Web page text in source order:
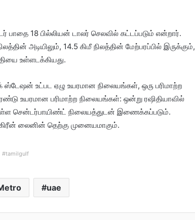
பாதை 18 பில்லியன் டாலர் செலவில் கட்டப்படும் என்றார்.
அடியிலும், 14.5 கிமீ நிலத்தின் மேற்பரப்பில் இருக்கும்,
உள்ளடக்கியது.
உட்பட ஏழு உயரமான நிலையங்கள், ஒரு பரிமாற்ற
உயரமான பரிமாற்ற நிலையங்கள்: ஒன்று ரஷிதியாவில்
சென்டர்பாயிண்ட் நிலையத்துடன் இணைக்கப்படும்.
லைனின் தெற்கு முனையமாகும்.
#tamilgulf
uae